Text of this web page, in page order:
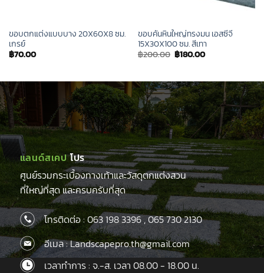
ขอบตกแต่งแบบบาง 20X60X8 ซม.
เกรย์
฿70.00
ขอบคันหินใหญ่ทรงมน เอสซีจี
15X30X100 ซม. สีเทา
฿200.00 Original
price
฿180.00Current
แลนด์สเคปโปร
ศูนย์รวมกระเบื้องทางเท้าและวัสดุตกแต่งสวน
ที่ใหญ่ที่สุด และครบครับที่สุด
โทรติดต่อ :063 198 3396,065 730 2130
อีเมล : Landscapepro.th@gmail.com
เวลาทำการ : จ.-ส. เวลา 08.00 - 18.00 น.